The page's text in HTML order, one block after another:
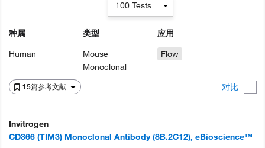
15篇参考文献 对比
种属
Human
类型
Mouse
Monoclonal
应用
Flow
100 Tests
Invitrogen
CD366 (TIM3) Monoclonal Antibody (8B.2C12), eBioscience™